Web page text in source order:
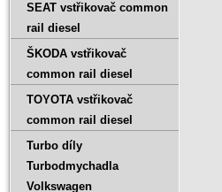
SEAT vstřikovač common
rail diesel
ŠKODA vstřikovač
common rail diesel
TOYOTA vstřikovač
common rail diesel
Turbo díly
Turbodmychadla
Volkswagen